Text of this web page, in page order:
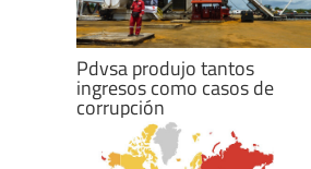
Pdvsa produjo tantos
ingresos como casos de
corrupción